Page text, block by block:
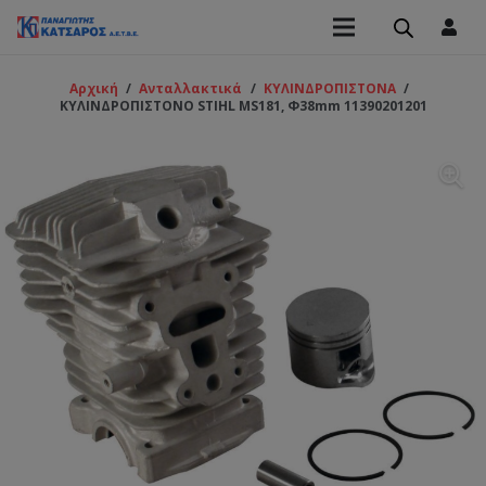
Αρχική / Ανταλλακτικά / ΚΥΛΙΝΔΡΟΠΙΣΤΟΝΑ /
ΚΥΛΙΝΔΡΟΠΙΣΤΟΝΟ STIHL MS181, Φ38mm 11390201201